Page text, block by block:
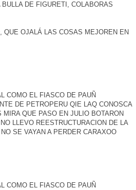
DE FIGURETI, COLABORAS
QUE OJALÁ LAS COSAS MEJOREN EN
COMO EL FIASCO DE PAUÑ
DE PETROPERU QIE LAQ CONOSCA
QUE PASO EN JULIO BOTARON
LLEVO REESTRUCTURACION DE LA
SE VAYAN A PERDER CARAXOO
COMO EL FIASCO DE PAUÑ